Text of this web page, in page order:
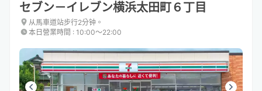
セブン－イレブン横浜太田町６丁目
从馬車道站步行2分钟。
本日營業時間 : 10:00〜22:00